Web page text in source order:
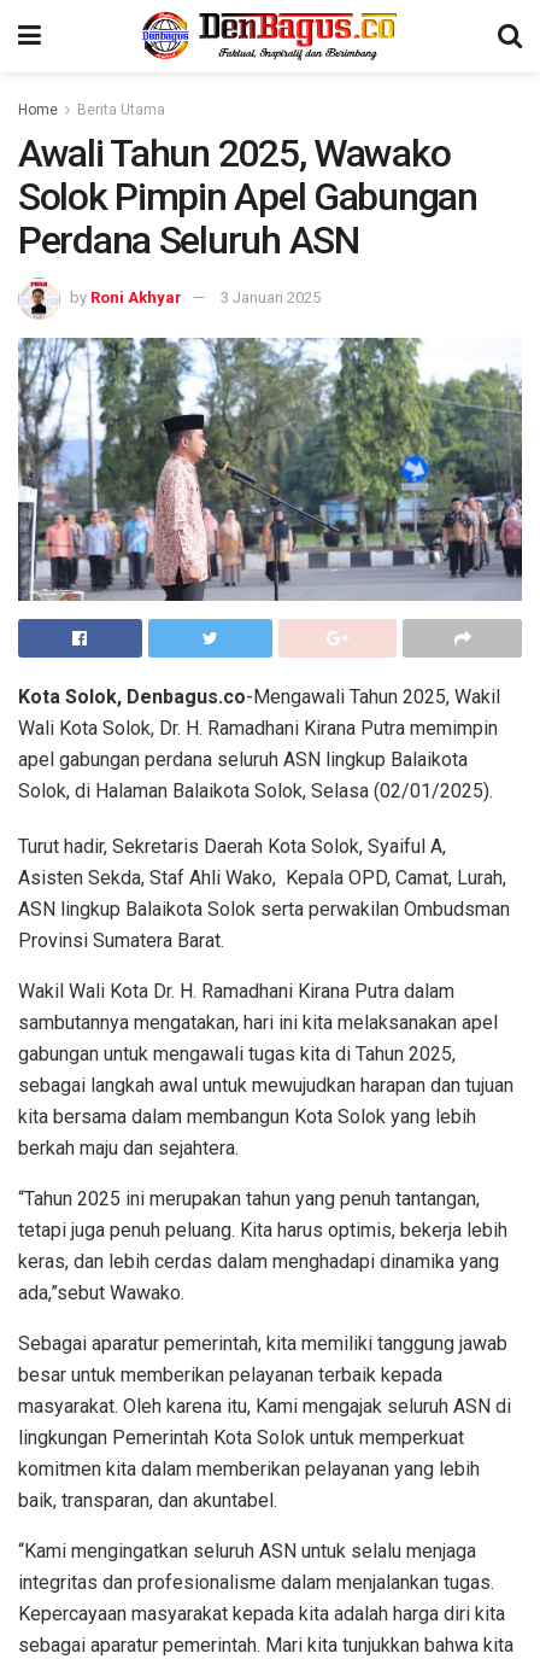
Home Berita Utama
Awali Tahun 2025, Wawako
Solok Pimpin Apel Gabungan
Perdana Seluruh ASN
by Roni Akhyar 3 Januari 2025
Kota Solok, Denbagus.co-Mengawali Tahun 2025, Wakil
Wali Kota Solok, Dr. H. Ramadhani Kirana Putra memimpin
apel gabungan perdana seluruh ASN lingkup Balaikota
Solok, di Halaman Balaikota Solok, Selasa (02/01/2025).
Turut hadir, Sekretaris Daerah Kota Solok, Syaiful A,
Asisten Sekda, Staf Ahli Wako, Kepala OPD, Camat, Lurah,
ASN lingkup Balaikota Solok serta perwakilan Ombudsman
Provinsi Sumatera Barat.
Wakil Wali Kota Dr. H. Ramadhani Kirana Putra dalam
sambutannya mengatakan, hari ini kita melaksanakan apel
gabungan untuk mengawali tugas kita di Tahun 2025,
sebagai langkah awal untuk mewujudkan harapan dan tujuan
kita bersama dalam membangun Kota Solok yang lebih
berkah maju dan sejahtera.
“Tahun 2025 ini merupakan tahun yang penuh tantangan,
tetapi juga penuh peluang. Kita harus optimis, bekerja lebih
keras, dan lebih cerdas dalam menghadapi dinamika yang
ada,”sebut Wawako.
Sebagai aparatur pemerintah, kita memiliki tanggung jawab
besar untuk memberikan pelayanan terbaik kepada
masyarakat. Oleh karena itu, Kami mengajak seluruh ASN di
lingkungan Pemerintah Kota Solok untuk memperkuat
komitmen kita dalam memberikan pelayanan yang lebih
baik, transparan, dan akuntabel.
“Kami mengingatkan seluruh ASN untuk selalu menjaga
integritas dan profesionalisme dalam menjalankan tugas.
Kepercayaan masyarakat kepada kita adalah harga diri kita
sebagai aparatur pemerintah. Mari kita tunjukkan bahwa kita